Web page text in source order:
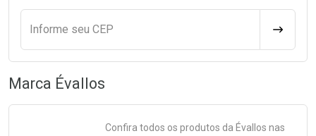
Informe seu CEP
Marca Évallos
Confira todos os produtos da Évallos nas